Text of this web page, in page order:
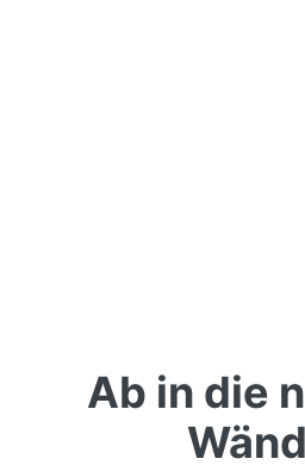
Ab in die